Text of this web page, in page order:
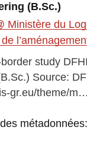
(B.Sc.)
Ministère du
study
Source:
gr.eu/theme/m…
métadonnées:
métadonnées: